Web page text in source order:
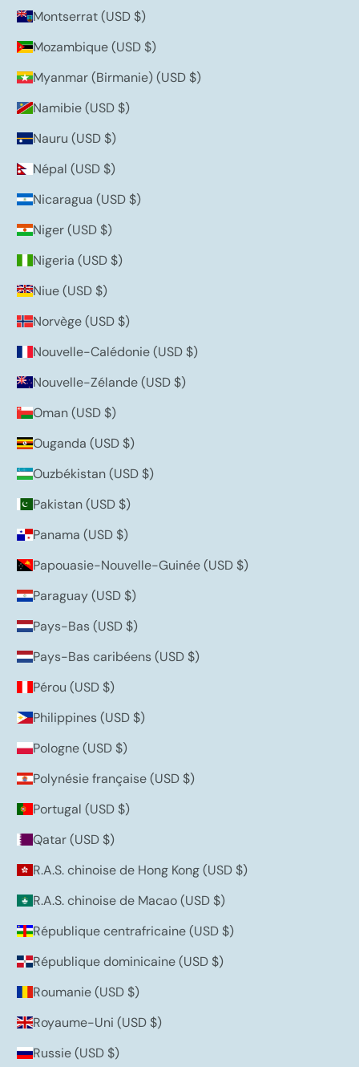
Montserrat (USD $)
Mozambique (USD $)
Myanmar (Birmanie) (USD $)
Namibie (USD $)
Nauru (USD $)
Népal (USD $)
Nicaragua (USD $)
Niger (USD $)
Nigeria (USD $)
Niue (USD $)
Norvège (USD $)
Nouvelle-Calédonie (USD $)
Nouvelle-Zélande (USD $)
Oman (USD $)
Ouganda (USD $)
Ouzbékistan (USD $)
Pakistan (USD $)
Panama (USD $)
Papouasie-Nouvelle-Guinée (USD $)
Paraguay (USD $)
Pays-Bas (USD $)
Pays-Bas caribéens (USD $)
Pérou (USD $)
Philippines (USD $)
Pologne (USD $)
Polynésie française (USD $)
Portugal (USD $)
Qatar (USD $)
R.A.S. chinoise de Hong Kong (USD $)
R.A.S. chinoise de Macao (USD $)
République centrafricaine (USD $)
République dominicaine (USD $)
Roumanie (USD $)
Royaume-Uni (USD $)
Russie (USD $)